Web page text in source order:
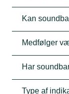
Kan
Medfølger
Har
Type af